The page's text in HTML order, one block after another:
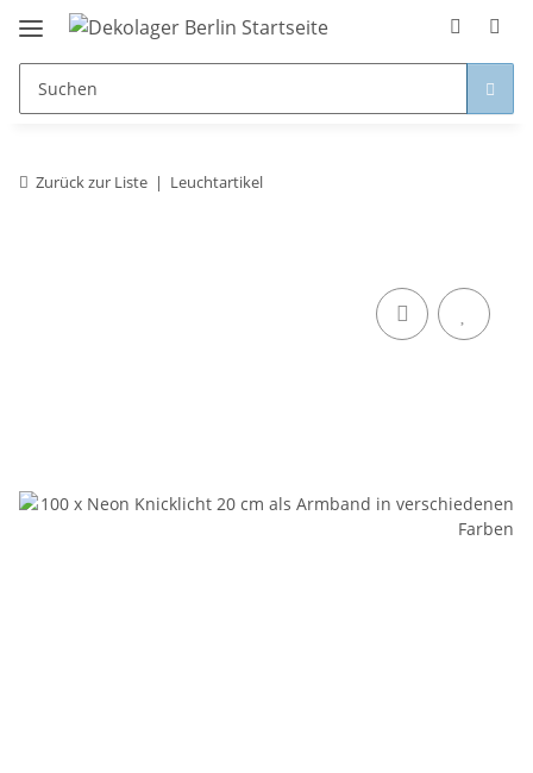
Zurück zur Liste Leuchtartikel